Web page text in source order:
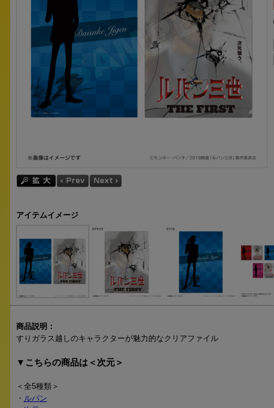
アイテムイメージ
商品説明：
すりガラス越しのキャラクターが魅力的なクリアファイル
▼こちらの商品は＜次元＞
＜全5種類＞
・ ルパン